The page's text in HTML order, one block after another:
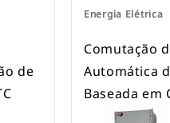
de
Energia Elétrica
Comutação
Automática
Baseada em